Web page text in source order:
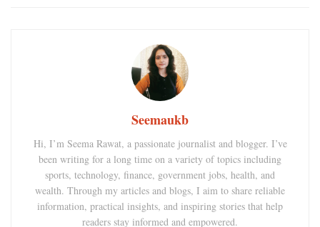
Seemaukb
Hi, I’m Seema Rawat, a passionate journalist and blogger. I’ve
been writing for a long time on a variety of topics including
sports, technology, finance, government jobs, health, and
wealth. Through my articles and blogs, I aim to share reliable
information, practical insights, and inspiring stories that help
readers stay informed and empowered.